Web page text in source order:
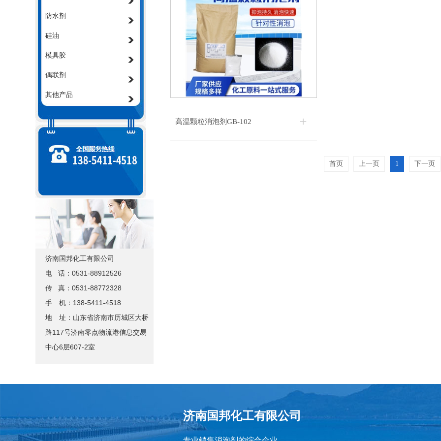
防水剂
硅油
模具胶
偶联剂
其他产品
济南国邦化工有限公司
电 话：0531-88912526
传 真：0531-88772328
手 机：138-5411-4518
地 址：山东省济南市历城区大桥
路117号济南零点物流港信息交易
中心6层607-2室
高温颗粒消泡剂GB-102
首页 上一页 1 下一页
济南国邦化工有限公司